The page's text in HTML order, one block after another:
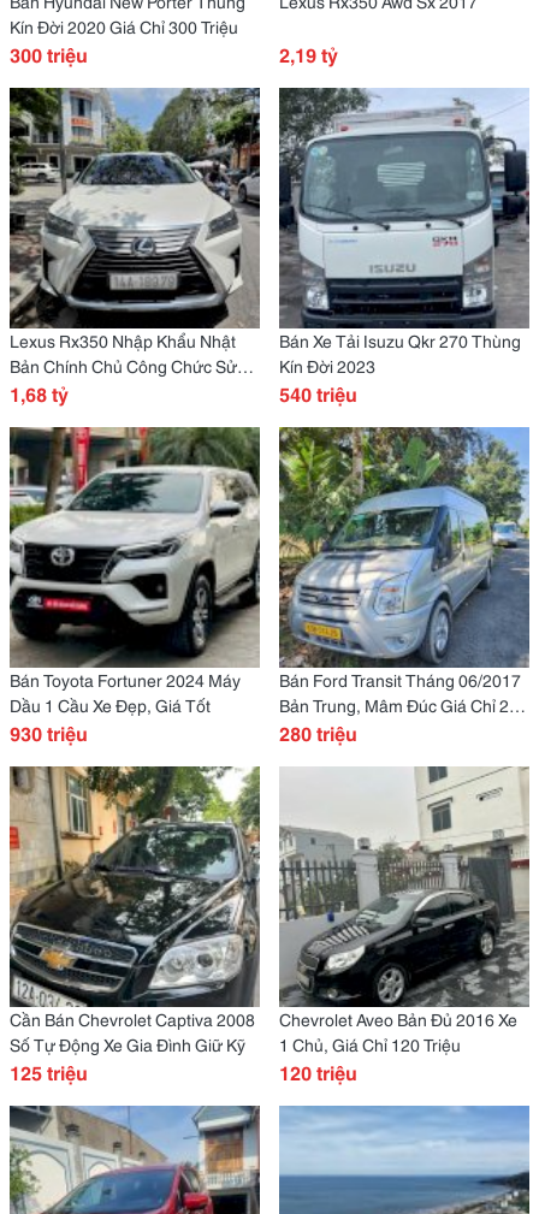
Kín Đời 2020 Giá Chỉ 300 Triệu
300 triệu 2,19 tỷ
Lexus Rx350 Nhập Khẩu Nhật
Bản Chính Chủ Công Chức Sử
Dụng
1,68 tỷ
Bán Xe Tải Isuzu Qkr 270 Thùng
Kín Đời 2023
540 triệu
Bán Toyota Fortuner 2024 Máy
Dầu 1 Cầu Xe Đẹp, Giá Tốt
930 triệu
Bán Ford Transit Tháng 06/2017
Bản Trung, Mâm Đúc Giá Chỉ 280
Triệu
280 triệu
Cần Bán Chevrolet Captiva 2008
Số Tự Động Xe Gia Đình Giữ Kỹ
125 triệu
Chevrolet Aveo Bản Đủ 2016 Xe
1 Chủ, Giá Chỉ 120 Triệu
120 triệu